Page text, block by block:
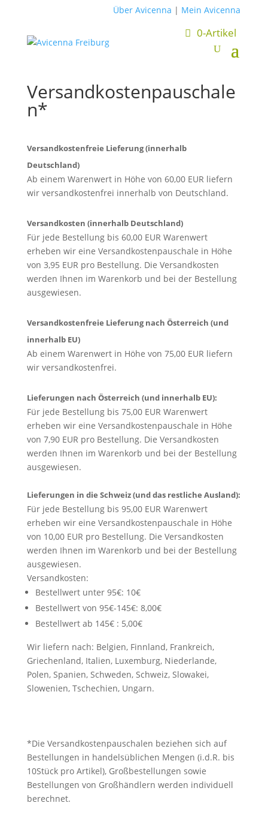
Über Avicenna | Mein Avicenna
0-Artikel
Versandkostenpauschale
n*
Versandkostenfreie Lieferung (innerhalb
Deutschland)
Ab einem Warenwert in Höhe von 60,00 EUR liefern
wir versandkostenfrei innerhalb von Deutschland.
Versandkosten (innerhalb Deutschland)
Für jede Bestellung bis 60,00 EUR Warenwert
erheben wir eine Versandkostenpauschale in Höhe
von 3,95 EUR pro Bestellung. Die Versandkosten
werden Ihnen im Warenkorb und bei der Bestellung
ausgewiesen.
Versandkostenfreie Lieferung nach Österreich (und
innerhalb EU)
Ab einem Warenwert in Höhe von 75,00 EUR liefern
wir versandkostenfrei.
Lieferungen nach Österreich (und innerhalb EU):
Für jede Bestellung bis 75,00 EUR Warenwert
erheben wir eine Versandkostenpauschale in Höhe
von 7,90 EUR pro Bestellung. Die Versandkosten
werden Ihnen im Warenkorb und bei der Bestellung
ausgewiesen.
Lieferungen in die Schweiz (und das restliche Ausland):
Für jede Bestellung bis 95,00 EUR Warenwert
erheben wir eine Versandkostenpauschale in Höhe
von 10,00 EUR pro Bestellung. Die Versandkosten
werden Ihnen im Warenkorb und bei der Bestellung
ausgewiesen.
Versandkosten:
Bestellwert unter 95€: 10€
Bestellwert von 95€-145€: 8,00€
Bestellwert ab 145€ : 5,00€
Wir liefern nach: Belgien, Finnland, Frankreich,
Griechenland, Italien, Luxemburg, Niederlande,
Polen, Spanien, Schweden, Schweiz, Slowakei,
Slowenien, Tschechien, Ungarn.
*Die Versandkostenpauschalen beziehen sich auf
Bestellungen in handelsüblichen Mengen (i.d.R. bis
10Stück pro Artikel), Großbestellungen sowie
Bestellungen von Großhändlern werden individuell
berechnet.